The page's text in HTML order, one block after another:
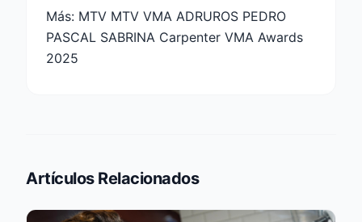
Más: MTV MTV VMA ADRUROS PEDRO
PASCAL SABRINA Carpenter VMA Awards
2025
Artículos Relacionados